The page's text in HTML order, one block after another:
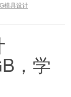
模具设计
，学